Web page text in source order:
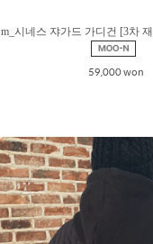
m_시네스 쟈가드 가디건 [3차
59,000 won